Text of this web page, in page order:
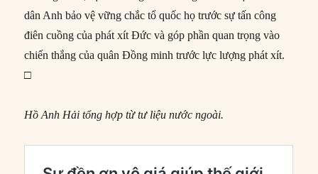
dân Anh bảo vệ vững chắc tổ quốc họ trước sự tấn công
điên cuồng của phát xít Đức và góp phần quan trọng vào
chiến thắng của quân Đồng minh trước lực lượng phát xít.
□
Hồ Anh Hải tổng hợp từ tư liệu nước ngoài.